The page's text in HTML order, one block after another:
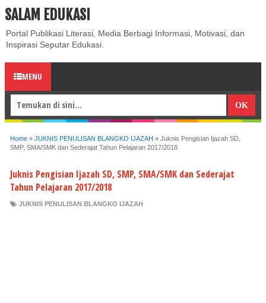
ABOUT CONTACT US
SALAM EDUKASI
Portal Publikasi Literasi, Media Berbagi Informasi, Motivasi, dan
Inspirasi Seputar Edukasi.
MENU
Home » JUKNIS PENULISAN BLANGKO IJAZAH » Juknis Pengisian Ijazah SD,
SMP, SMA/SMK dan Sederajat Tahun Pelajaran 2017/2018
Juknis Pengisian Ijazah SD, SMP, SMA/SMK dan Sederajat
Tahun Pelajaran 2017/2018
JUKNIS PENULISAN BLANGKO IJAZAH